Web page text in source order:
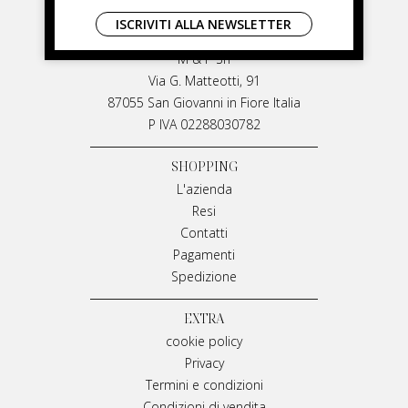
LIVIANA MIRARCHI
M & P Srl
Via G. Matteotti, 91
87055 San Giovanni in Fiore Italia
P IVA 02288030782
SHOPPING
L'azienda
Resi
Contatti
Pagamenti
Spedizione
EXTRA
cookie policy
Privacy
Termini e condizioni
ISCRIVITI ALLA NEWSLETTER